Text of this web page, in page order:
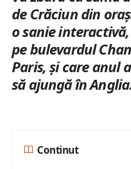
de Crăciun din
o sanie
pe bulevardul
Paris, și care anul
să ajungă în
Continut